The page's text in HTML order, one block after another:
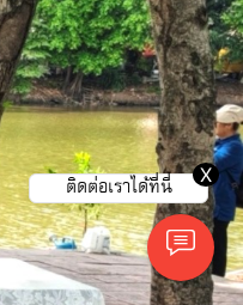
ติดต่อเราได้ที่นี่
X